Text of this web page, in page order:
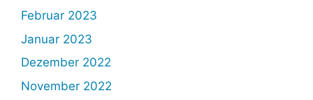
Februar 2023
Januar 2023
Dezember 2022
November 2022